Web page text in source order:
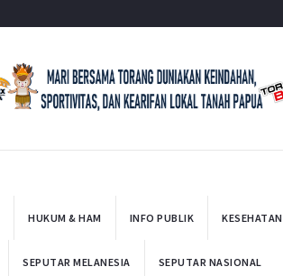
HUKUM & HAM INFO PUBLIK KESEHATAN
SEPUTAR MELANESIA SEPUTAR NASIONAL